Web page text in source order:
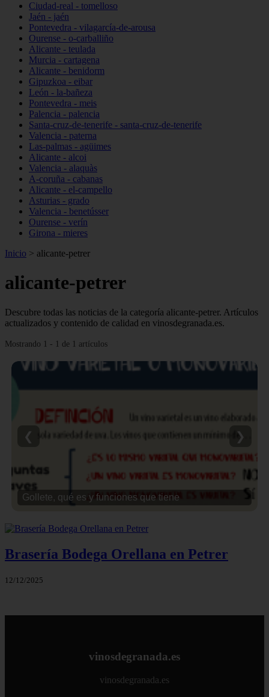
Ciudad-real - tomelloso
Jaén - jaén
Pontevedra - vilagarcía-de-arousa
Ourense - o-carballiño
Alicante - teulada
Murcia - cartagena
Alicante - benidorm
Gipuzkoa - eibar
León - la-bañeza
Pontevedra - meis
Palencia - palencia
Santa-cruz-de-tenerife - santa-cruz-de-tenerife
Valencia - paterna
Las-palmas - agüimes
Alicante - alcoi
Valencia - alaquàs
A-coruña - cabanas
Alicante - el-campello
Asturias - grado
Valencia - benetússer
Ourense - verín
Girona - mieres
Inicio > alicante-petrer
alicante-petrer
Descubre todas las noticias de la categoría alicante-petrer. Artículos
actualizados y contenido de calidad en vinosdegranada.es.
Mostrando 1 - 1 de 1 artículos
Gollete, qué es y funciones que tiene
❮ ❯
Brasería Bodega Orellana en Petrer
12/12/2025
vinosdegranada.es
vinosdegranada.es